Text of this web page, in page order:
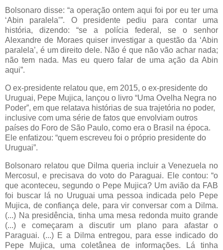
Bolsonaro disse: “a operação ontem aqui foi por eu ter uma
‘Abin paralela’”. O presidente pediu para contar uma
história, dizendo: “se a polícia federal, se o senhor
Alexandre de Moraes quiser investigar a questão da ‘Abin
paralela’, é um direito dele. Não é que não vão achar nada;
não tem nada. Mas eu quero falar de uma ação da Abin
aqui”.
O ex-presidente relatou que, em 2015, o ex-presidente do
Uruguai, Pepe Mujica, lançou o livro “Uma Ovelha Negra no
Poder”, em que relatava histórias de sua trajetória no poder,
inclusive com uma série de fatos que envolviam outros
países do Foro de São Paulo, como era o Brasil na época.
Ele enfatizou: “quem escreveu foi o próprio presidente do
Uruguai”.
Bolsonaro relatou que Dilma queria incluir a Venezuela no
Mercosul, e precisava do voto do Paraguai. Ele contou: “o
que aconteceu, segundo o Pepe Mujica? Um avião da FAB
foi buscar lá no Uruguai uma pessoa indicada pelo Pepe
Mujica, de confiança dele, para vir conversar com a Dilma.
(...) Na presidência, tinha uma mesa redonda muito grande
(...) e começaram a discutir um plano para afastar o
Paraguai. (...) E a Dilma entregou, para esse indicado do
Pepe Mujica, uma coletânea de informações. Lá tinha